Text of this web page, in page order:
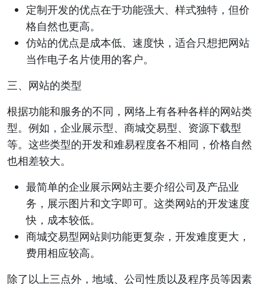
定制开发的优点在于功能强大、样式独特，但价
格自然也更高。
仿站的优点是成本低、速度快，适合只想把网站
当作电子名片使用的客户。
三、网站的类型
根据功能和服务的不同，网络上有各种各样的网站类
型。例如，企业展示型、商城交易型、资源下载型
等。这些类型的开发和难易程度各不相同，价格自然
也相差较大。
最简单的企业展示网站主要介绍公司及产品业
务，展示图片和文字即可。这类网站的开发速度
快，成本较低。
商城交易型网站则功能更复杂，开发难度更大，
费用相应较高。
除了以上三点外，地域、公司性质以及程序员等因素